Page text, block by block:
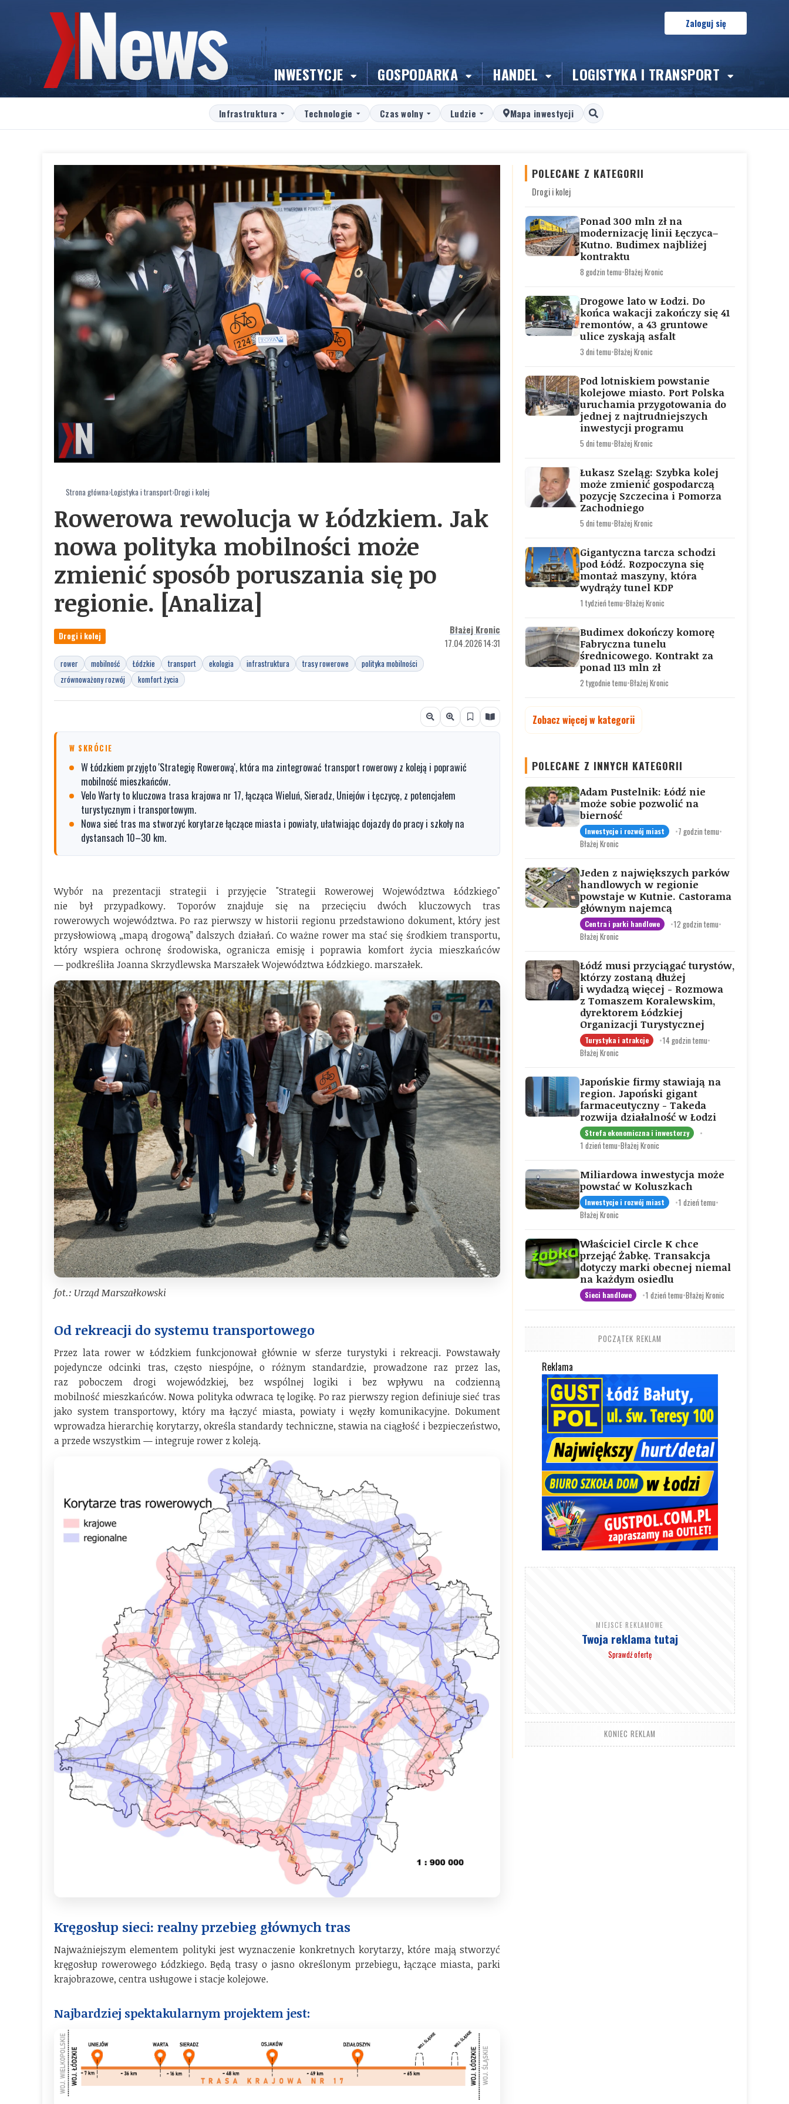
INWESTYCJE GOSPODARKA HANDEL LOGISTYKA I TRANSPORT
Zaloguj się
Infrastruktura Technologie Czas wolny Ludzie Mapa inwestycji
Strona główna›Logistyka i transport›Drogi i kolej
Rowerowa rewolucja w Łódzkiem. Jak
nowa polityka mobilności może
zmienić sposób poruszania się po
regionie. [Analiza]
Drogi i kolej
Błażej Kronic
17.04.2026 14:31
rower mobilność Łódzkie transport ekologia infrastruktura trasy rowerowe
polityka mobilności
zrównoważony rozwój
komfort życia
W SKRÓCIE
W Łódzkiem przyjęto 'Strategię Rowerową', która ma zintegrować transport rowerowy z koleją i poprawić
mobilność mieszkańców.
Velo Warty to kluczowa trasa krajowa nr 17, łącząca Wieluń, Sieradz, Uniejów i Łęczycę, z potencjałem
turystycznym i transportowym.
Nowa sieć tras ma stworzyć korytarze łączące miasta i powiaty, ułatwiając dojazdy do pracy i szkoły na
dystansach 10–30 km.
Wybór na prezentacji strategii i przyjęcie "Strategii Rowerowej Województwa Łódzkiego"
nie był przypadkowy. Toporów znajduje się na przecięciu dwóch kluczowych tras
rowerowych województwa. Po raz pierwszy w historii regionu przedstawiono dokument, który jest
przysłowiową „mapą drogową” dalszych działań. Co ważne rower ma stać się środkiem transportu,
który wspiera ochronę środowiska, ogranicza emisję i poprawia komfort życia mieszkańców
— podkreśliła Joanna Skrzydlewska Marszałek Województwa Łódzkiego. marszałek.
fot.: Urząd Marszałkowski
Od rekreacji do systemu transportowego
Przez lata rower w Łódzkiem funkcjonował głównie w sferze turystyki i rekreacji. Powstawały
pojedyncze odcinki tras, często niespójne, o różnym standardzie, prowadzone raz przez las,
raz poboczem drogi wojewódzkiej, bez wspólnej logiki i bez wpływu na codzienną
mobilność mieszkańców. Nowa polityka odwraca tę logikę. Po raz pierwszy region definiuje sieć tras
jako system transportowy, który ma łączyć miasta, powiaty i węzły komunikacyjne. Dokument
wprowadza hierarchię korytarzy, określa standardy techniczne, stawia na ciągłość i bezpieczeństwo,
a przede wszystkim — integruje rower z koleją.
Kręgosłup sieci: realny przebieg głównych tras
Najważniejszym elementem polityki jest wyznaczenie konkretnych korytarzy, które mają stworzyć
kręgosłup rowerowego Łódzkiego. Będą trasy o jasno określonym przebiegu, łączące miasta, parki
krajobrazowe, centra usługowe i stacje kolejowe.
Najbardziej spektakularnym projektem jest:
POLECANE Z KATEGORII
Drogi i kolej
Ponad 300 mln zł na
modernizację linii Łęczyca–
Kutno. Budimex najbliżej
kontraktu
8 godzin temu•Błażej Kronic
Drogowe lato w Łodzi. Do
końca wakacji zakończy się 41
remontów, a 43 gruntowe
ulice zyskają asfalt
3 dni temu•Błażej Kronic
Pod lotniskiem powstanie
kolejowe miasto. Port Polska
uruchamia przygotowania do
jednej z najtrudniejszych
inwestycji programu
5 dni temu•Błażej Kronic
Łukasz Szeląg: Szybka kolej
może zmienić gospodarczą
pozycję Szczecina i Pomorza
Zachodniego
5 dni temu•Błażej Kronic
Gigantyczna tarcza schodzi
pod Łódź. Rozpoczyna się
montaż maszyny, która
wydrąży tunel KDP
1 tydzień temu•Błażej Kronic
Budimex dokończy komorę
Fabryczna tunelu
średnicowego. Kontrakt za
ponad 113 mln zł
2 tygodnie temu•Błażej Kronic
Zobacz więcej w kategorii
POLECANE Z INNYCH KATEGORII
Adam Pustelnik: Łódź nie
może sobie pozwolić na
bierność
Inwestycje i rozwój miast •7 godzin temu•
Błażej Kronic
Jeden z największych parków
handlowych w regionie
powstaje w Kutnie. Castorama
głównym najemcą
Centra i parki handlowe •12 godzin temu•
Błażej Kronic
Łódź musi przyciągać turystów,
którzy zostaną dłużej
i wydadzą więcej - Rozmowa
z Tomaszem Koralewskim,
dyrektorem Łódzkiej
Organizacji Turystycznej
Turystyka i atrakcje •14 godzin temu•
Błażej Kronic
Japońskie firmy stawiają na
region. Japoński gigant
farmaceutyczny - Takeda
rozwija działalność w Łodzi
Strefa ekonomiczna i inwestorzy
•
1 dzień temu•Błażej Kronic
Miliardowa inwestycja może
powstać w Koluszkach
Inwestycje i rozwój miast •1 dzień temu•
Błażej Kronic
Właściciel Circle K chce
przejąć Żabkę. Transakcja
dotyczy marki obecnej niemal
na każdym osiedlu
Sieci handlowe •1 dzień temu•Błażej Kronic
POCZĄTEK REKLAM
Reklama
MIEJSCE REKLAMOWE
Twoja reklama tutaj
Sprawdź ofertę
KONIEC REKLAM